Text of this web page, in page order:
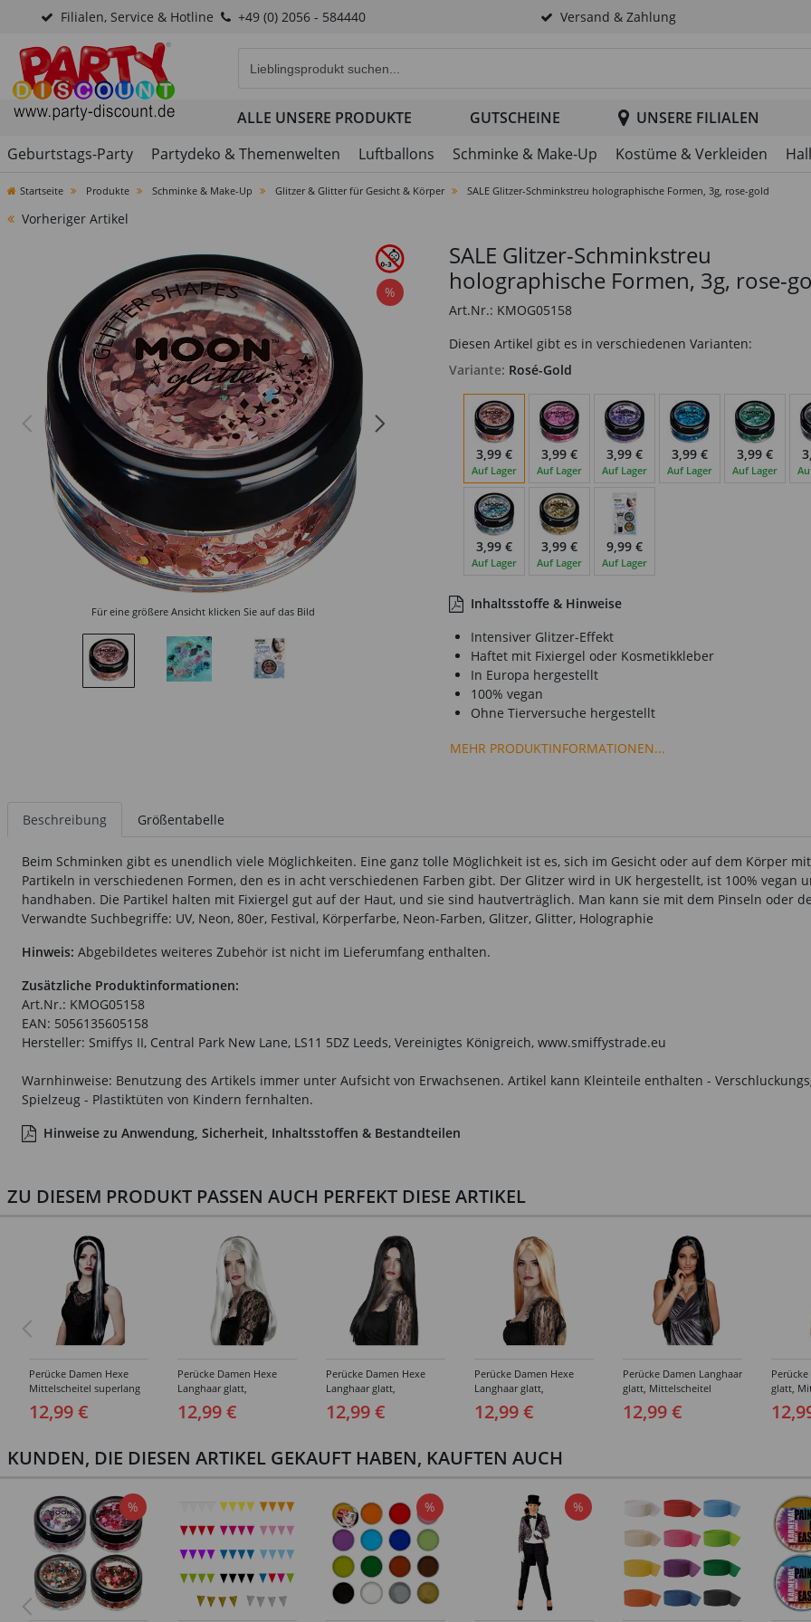
Filialen, Service & Hotline +49 (0) 2056 - 584440 Versand & Zahlung
ALLE UNSERE PRODUKTE GUTSCHEINE
UNSERE FILIALEN
Geburtstags-Party
Partydeko & Themenwelten Luftballons Schminke & Make-Up Kostüme & Verkleiden
Startseite Produkte Schminke & Make-Up Glitzer & Glitter für Gesicht & Körper SALE Glitzer-Schminkstreu holographische Formen, 3g, rose-gold
Vorheriger Artikel
%
Für eine größere Ansicht klicken Sie auf das Bild
SALE Glitzer-Schminkstreu
holographische Formen, 3g, rose-
Art.Nr.: KMOG05158
Diesen Artikel gibt es in verschiedenen Varianten:
Variante: Rosé-Gold
3,99 €
Auf Lager
3,99 €
Auf Lager
3,99 €
Auf Lager
3,99 €
Auf Lager
3,99 €
Auf Lager
3,99 €
Auf Lager
3,99 €
Auf Lager
9,99 €
Auf Lager
Inhaltsstoffe & Hinweise
Intensiver Glitzer-Effekt
Haftet mit Fixiergel oder Kosmetikkleber
In Europa hergestellt
100% vegan
Ohne Tierversuche hergestellt
MEHR PRODUKTINFORMATIONEN...
Beschreibung Größentabelle
Beim Schminken gibt es unendlich viele Möglichkeiten. Eine ganz tolle Möglichkeit ist es, sich im Gesicht oder auf dem Körper
Partikeln in verschiedenen Formen, den es in acht verschiedenen Farben gibt. Der Glitzer wird in UK hergestellt, ist 100%
handhaben. Die Partikel halten mit Fixiergel gut auf der Haut, und sie sind hautverträglich. Man kann sie mit dem Pinseln oder
Verwandte Suchbegriffe: UV, Neon, 80er, Festival, Körperfarbe, Neon-Farben, Glitzer, Glitter, Holographie
Hinweis: Abgebildetes weiteres Zubehör ist nicht im Lieferumfang enthalten.
Zusätzliche Produktinformationen:
Art.Nr.: KMOG05158
EAN: 5056135605158
Hersteller: Smiffys II, Central Park New Lane, LS11 5DZ Leeds, Vereinigtes Königreich, www.smiffystrade.eu
Warnhinweise: Benutzung des Artikels immer unter Aufsicht von Erwachsenen. Artikel kann Kleinteile enthalten -
Spielzeug - Plastiktüten von Kindern fernhalten.
Hinweise zu Anwendung, Sicherheit, Inhaltsstoffen & Bestandteilen
ZU DIESEM PRODUKT PASSEN AUCH PERFEKT DIESE ARTIKEL
Perücke Damen Hexe
Mittelscheitel superlang
Strähne, schwarz
12,99 €
Perücke Damen Hexe
Langhaar glatt,
12,99 €
Perücke Damen Hexe
Langhaar glatt,
12,99 €
Perücke Damen Hexe
Langhaar glatt,
12,99 €
Perücke Damen Langhaar
glatt, Mittelscheitel
12,99 €
glatt,
KUNDEN, DIE DIESEN ARTIKEL GEKAUFT HABEN, KAUFTEN AUCH
% % %